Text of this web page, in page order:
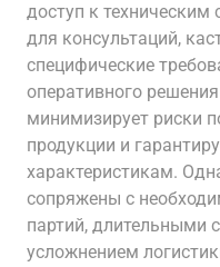
доступ к техническим
для консультаций,
специфические
оперативного
минимизирует риски
продукции и
характеристикам.
сопряжены с
партий, длительными
усложнением